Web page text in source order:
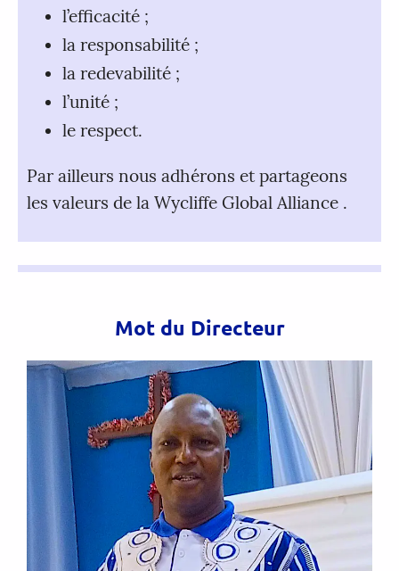
l’efficacité ;
la responsabilité ;
la redevabilité ;
l’unité ;
le respect.
Par ailleurs nous adhérons et partageons
les valeurs de la Wycliffe Global Alliance .
Mot du Directeur